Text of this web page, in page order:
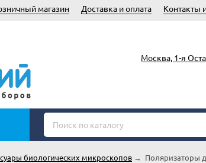
магазин Доставка и оплата Контакты
Москва, 1-я
биологических микроскопов → Поляризаторы